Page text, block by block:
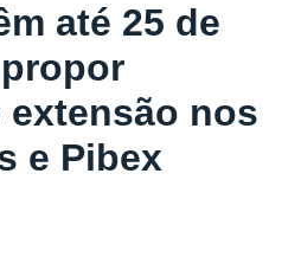
até 25 de
nos
e Pibex